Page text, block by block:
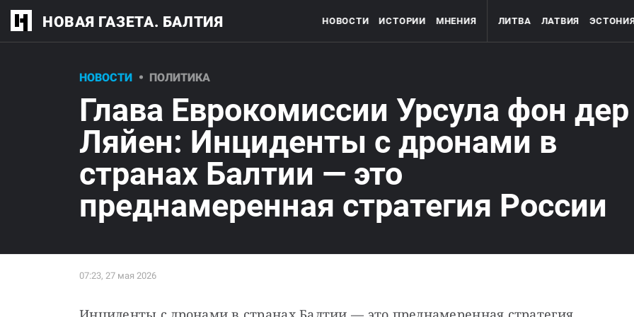
НОВАЯ ГАЗЕТА. БАЛТИЯ НОВОСТИ ИСТОРИИ МНЕНИЯ ЛИТВА ЛАТВИЯ
НОВОСТИ ПОЛИТИКА
Глава Еврокомиссии Урсула фон дер
Ляйен: Инциденты с дронами в
странах Балтии — это
преднамеренная стратегия России